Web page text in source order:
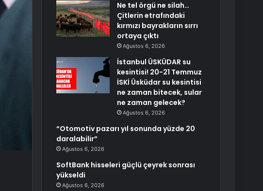
Ne tel örgü ne silah…
Çitlerin etrafındaki
kırmızı bayrakların sırrı
ortaya çıktı
Ağustos 6, 2026
İstanbul ÜSKÜDAR su
kesintisi! 20-21 Temmuz
İSKİ Üsküdar su kesintisi
ne zaman bitecek, sular
ne zaman gelecek?
Ağustos 6, 2026
“Otomotiv pazarı yıl sonunda yüzde 20
daralabilir”
Ağustos 6, 2026
SoftBank hisseleri güçlü çeyrek sonrası
yükseldi
Ağustos 6, 2026